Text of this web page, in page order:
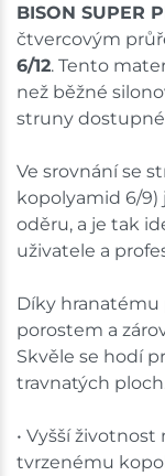
Skladové
Ceny na
shopu.
BISON SUPER
čtvercovým
6/12. Tento
než běžné
struny
Ve srovnání se
kopolyamid 6/9)
oděru, a je tak
uživatele a
Díky
porostem a
Skvěle se hodí
travnatých
• Vyšší
tvrzenému